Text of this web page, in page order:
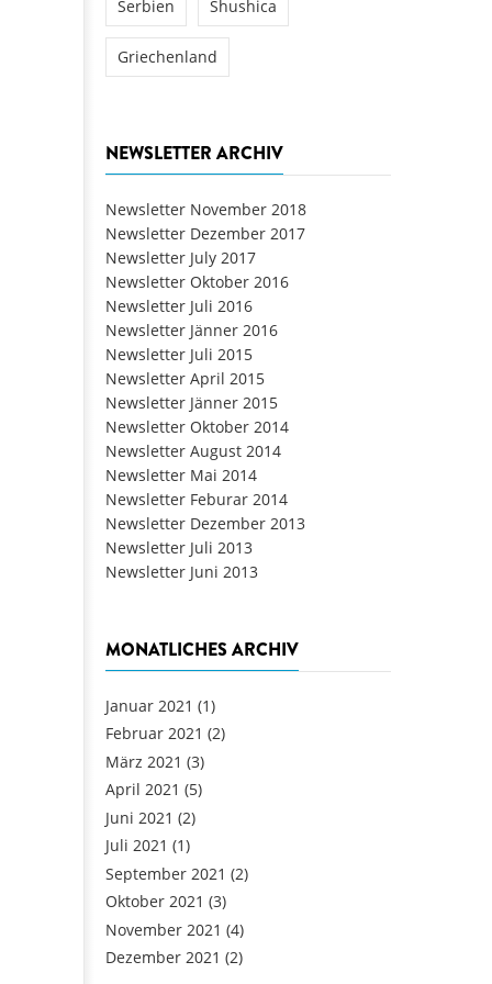
Serbien Shushica
Griechenland
NEWSLETTER ARCHIV
Newsletter November 2018
Newsletter Dezember 2017
Newsletter July 2017
Newsletter Oktober 2016
Newsletter Juli 2016
Newsletter Jänner 2016
Newsletter Juli 2015
Newsletter April 2015
Newsletter Jänner 2015
Newsletter Oktober 2014
Newsletter August 2014
Newsletter Mai 2014
Newsletter Feburar 2014
Newsletter Dezember 2013
Newsletter Juli 2013
Newsletter Juni 2013
MONATLICHES ARCHIV
Januar 2021 (1)
Februar 2021 (2)
März 2021 (3)
April 2021 (5)
Juni 2021 (2)
Juli 2021 (1)
September 2021 (2)
Oktober 2021 (3)
November 2021 (4)
Dezember 2021 (2)